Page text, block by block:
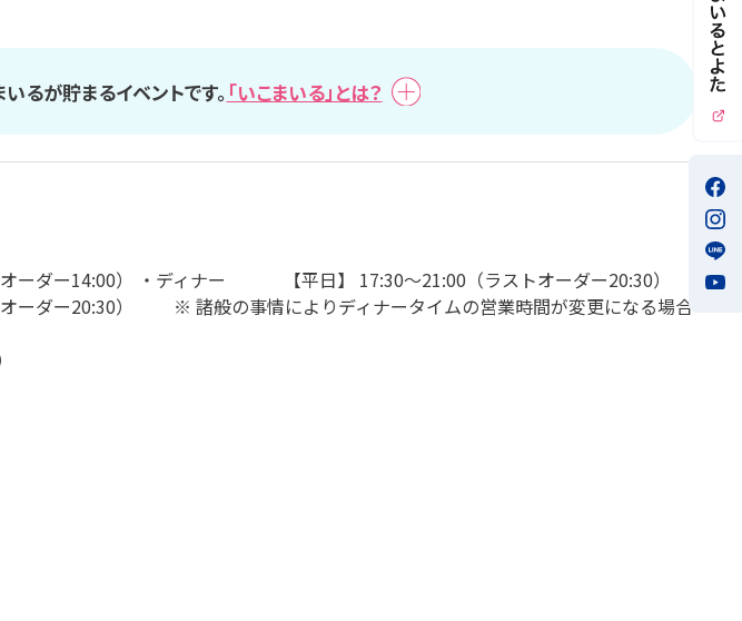
るが貯まるイベントです。 「いこまいる」とは？
ダー14:00） ・ディナー 【平日】 17:30～21:00（ラストオーダー20:30）
ーダー20:30） ※ 諸般の事情によりディナータイムの営業時間が変更になる場合